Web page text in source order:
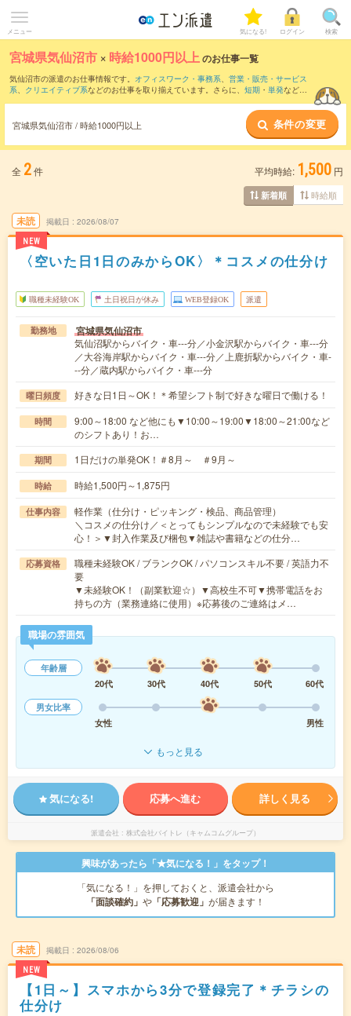
メニュー 気になる! ログイン 検索
宮城県気仙沼市 × 時給1000円以上のお仕事一覧
気仙沼市の派遣のお仕事情報です。 オフィスワーク・事務系、 営業・販売・サービス
系、 クリエイティブ系などのお仕事を取り揃えています。さらに、 短期 ・ 単発などの
時給1050円以上・ 1800円以上の求人はこちら
当サイトでは法令を遵守し、最低賃金以上の求人のみを掲載しています。
宮城県気仙沼市 / 時給1000円以上 条件の変更
全 2件 平均時給: 1,500 円
新着順 時給順
未読
NEW
掲載日 2026/08/07
〈空いた日1日のみからOK〉＊コスメの仕分け
職種未経験OK 土日祝日が休み WEB登録OK 派遣
勤務地 宮城県気仙沼市
気仙沼駅からバイク・車---分／小金沢駅からバイク・車---分
／大谷海岸駅からバイク・車---分／上鹿折駅からバイク・車-
--分／蔵内駅からバイク・車---分
曜日頻度 好きな日1日～OK！＊希望シフト制で好きな曜日で働ける！
時間
9:00～18:00 など他にも▼10:00～19:00▼18:00～21:00など
のシフトあり！お…
期間 1日だけの単発OK！＃8月～ ＃9月～
時給 時給1,500円～1,875円
仕事内容
軽作業（仕分け・ピッキング・検品、商品管理）
＼コスメの仕分け／＜とってもシンプルなので未経験でも安
心！＞▼封入作業及び梱包▼雑誌や書籍などの仕分…
応募資格
職種未経験OK / ブランクOK / パソコンスキル不要 / 英語力不
要
▼未経験OK！（副業歓迎☆）▼高校生不可▼携帯電話をお
持ちの方（業務連絡に使用）※応募後のご連絡はメ…
職場の雰囲気
年齢層
20代
30代 40代 50代
60代
男女比率
女性
男性
もっと見る
気になる! 応募へ進む 詳しく見る
派遣会社 株式会社バイトレ（キャムコムグループ）
興味があったら「★気になる！」をタップ！
「気になる！」を押しておくと、派遣会社から
「面談確約」 や 「応募歓迎」 が届きます！
未読
NEW
掲載日 2026/08/06
【1日～】スマホから3分で登録完了＊チラシの
仕分け